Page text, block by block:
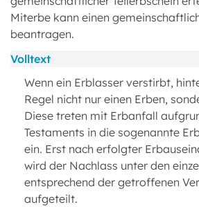
Miterbe kann einen
beantragen.
Volltext
Wenn ein Erblasser verstirbt,
Regel nicht nur einen Erben,
Diese treten mit Erbanfall
Testaments in die sogenannte
ein. Erst nach erfolgter
wird der Nachlass unter den
entsprechend der getroffenen
aufgeteilt.